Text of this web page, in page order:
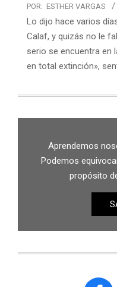
POR: ESTHER VARGAS
Lo dijo hace varios
Calaf, y quizás no le
serio se encuentra en
en total extinción»,
Aprendemos
Podemos
propósito